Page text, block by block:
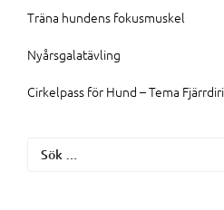
Träna hundens fokusmuskel
Nyårsgalatävling
Cirkelpass för Hund – Tema
Sök